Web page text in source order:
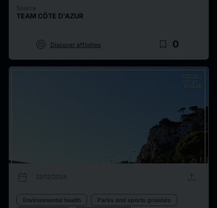
Source
TEAM CÔTE D'AZUR
target Discover affinities bookmark_border 0
calendar_today 22/12/2024 upload
Environmental health
Parks and sports grounds